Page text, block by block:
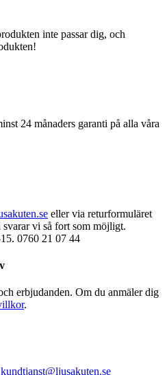
inte passar dig, och
24 månaders garanti på alla våra
eller via returformuläret
svarar vi så fort som möjligt.
0760 21 07 44
erbjudanden. Om du anmäler dig
.